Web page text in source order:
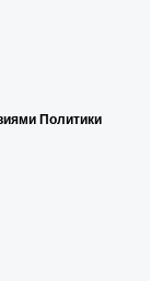
Политики